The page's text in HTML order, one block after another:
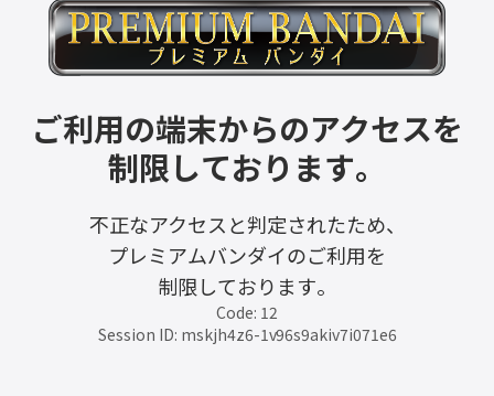
ご利用の端末からのアクセスを
制限しております。
不正なアクセスと判定されたため、
プレミアムバンダイのご利用を
制限しております。
Code: 12
Session ID: mskjh4z6-1v96s9akiv7i071e6